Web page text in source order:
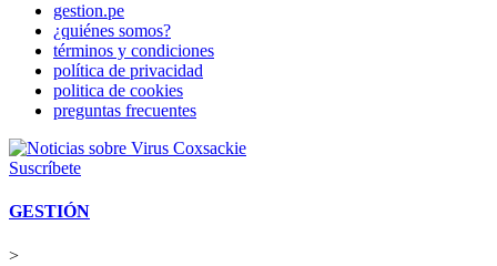
gestion.pe
¿quiénes somos?
términos y condiciones
política de privacidad
politica de cookies
preguntas frecuentes
Suscríbete
GESTIÓN
>